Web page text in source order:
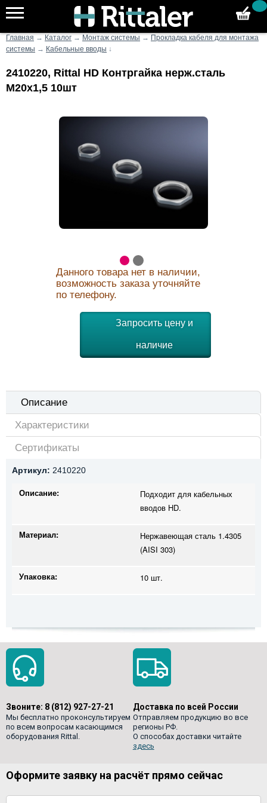
Главная → Каталог → Монтаж системы →
Прокладка кабеля для монтажа
системы → Кабельные вводы ↓
2410220, Rittal HD Контргайка нерж.сталь
M20x1,5 10шт
Данного товара нет в наличии,
возможность заказа уточняйте
по телефону.
Запросить цену и
наличие
Описание
Характеристики
Сертификаты
Артикул: 2410220
Описание:
Подходит для кабельных
вводов HD.
Материал:
Нержавеющая сталь 1.4305
(AISI 303)
Упаковка: 10 шт.
Звоните: 8 (812) 927-27-21
Мы бесплатно проконсультируем
по всем вопросам касающимся
оборудования Rittal.
Доставка по всей России
Отправляем продукцию во все
регионы РФ.
О способах доставки читайте
здесь
Оформите заявку на расчёт прямо сейчас